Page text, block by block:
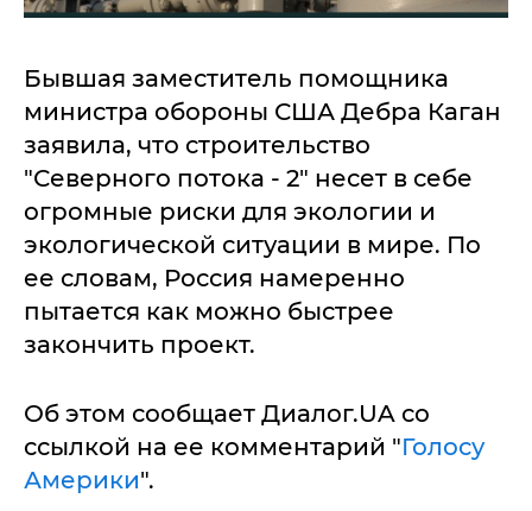
Бывшая заместитель помощника
министра обороны США Дебра Каган
заявила, что строительство
"Северного потока - 2" несет в себе
огромные риски для экологии и
экологической ситуации в мире. По
ее словам, Россия намеренно
пытается как можно быстрее
закончить проект.
Об этом сообщает Диалог.UA со
ссылкой на ее комментарий "Голосу
Америки".